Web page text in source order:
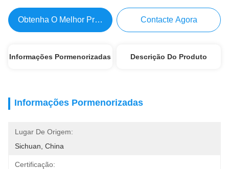
Obtenha O Melhor Preço Contacte Agora
Informações Pormenorizadas Descrição Do Produto
Informações Pormenorizadas
Lugar De Origem:
Sichuan, China
Certificação: